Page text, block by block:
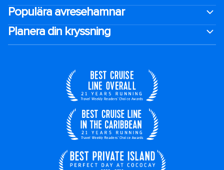
Populära avresehamnar
Planera din kryssning